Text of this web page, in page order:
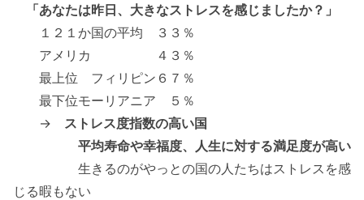
「あなたは昨日、大きなストレスを感じましたか？」
１２１か国の平均 ３３％
アメリカ ４３％
最上位 フィリピン６７％
最下位モーリアニア ５％
→ ストレス度指数の高い国
平均寿命や幸福度、人生に対する満足度が高い
生きるのがやっとの国の人たちはストレスを感
じる暇もない